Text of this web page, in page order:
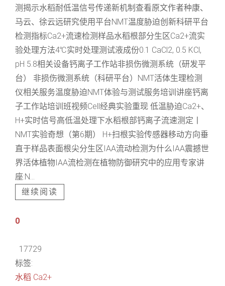
测揭示水稻耐低温信号传递新机制查看原文作者种康、
马云、徐云远研究使用平台NMT温度胁迫创新科研平台
检测指标Ca2+流速检测样品水稻根部分生区Ca2+流实
验处理方法4℃实时处理测试液成份0.1 CaCl2, 0.5 KCl,
pH 5.8相关设备钙离子工作站非损伤微测系统（研发平
台） 非损伤微测系统（科研平台）NMT活体生理检测
仪相关服务温度胁迫NMT体验与测试服务培训讲座钙离
子工作站培训班视频Cell经典实验重现 低温胁迫Ca2+、
H+实时信号高低温处理下水稻根部钙离子流速测定丨
NMT实验奇想（第6期） H+扫根实验传感器移动方向垂
直于样品表面根尖分生区IAA流动检测为什么IAA震撼世
界活体植物IAA流检测在植物防御研究中的应用专家讲
座:N...
继续阅读
0
17729
标签:
水稻 Ca2+